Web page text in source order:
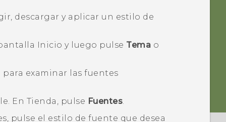
descargar y aplicar un estilo de
Inicio y luego pulse Tema o
examinar las fuentes
En Tienda , pulse Fuentes.
pulse el estilo de fuente que desea